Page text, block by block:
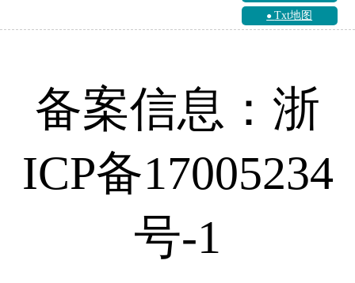
Txt地图
备案信息：浙
ICP备17005234
号-1